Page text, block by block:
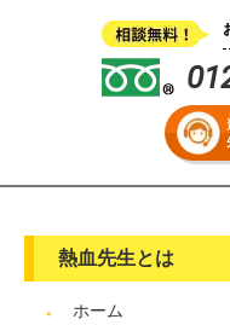
熱血先生とは
ホーム